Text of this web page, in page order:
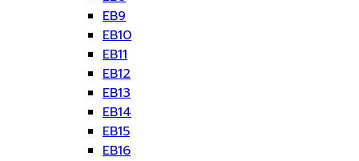
EB9
EB10
EB11
EB12
EB13
EB14
EB15
EB16